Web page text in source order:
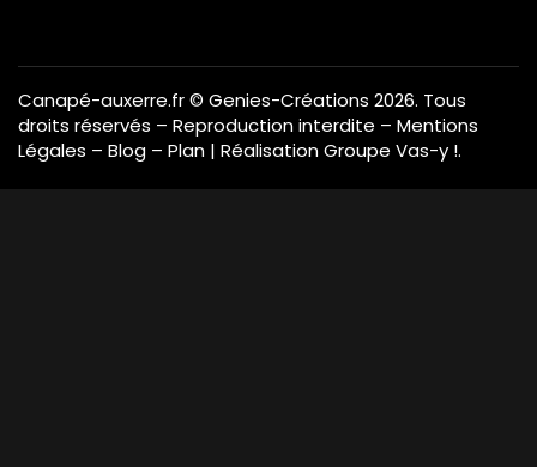
Canapé-auxerre.fr© Genies-Créations 2026. Tous
droits réservés – Reproduction interdite – Mentions
Légales – Blog – Plan | RéalisationGroupe Vas-y !.